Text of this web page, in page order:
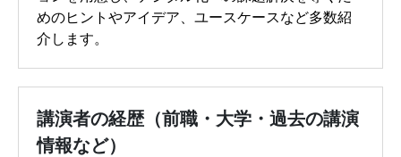
めのヒントやアイデア、ユースケースなど多数紹
介します。
講演者の経歴（前職・大学・過去の講演
情報など）